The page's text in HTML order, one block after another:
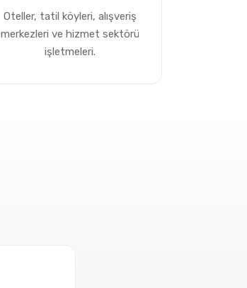
Oteller, tatil köyleri, alışveriş
merkezleri ve hizmet sektörü
işletmeleri.